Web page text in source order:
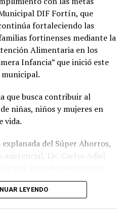
DIF Fortín, que
fortaleciendo las
fortinenses mediante la
Alimentaria en los
Infancia” que inició este
municipal.
que busca contribuir al
niñas, niños y mujeres en
vida.
del Súper Ahorros,
Lic. Carlos Adiel
desarrolladas por el área
el compromiso y la
LEYENDO